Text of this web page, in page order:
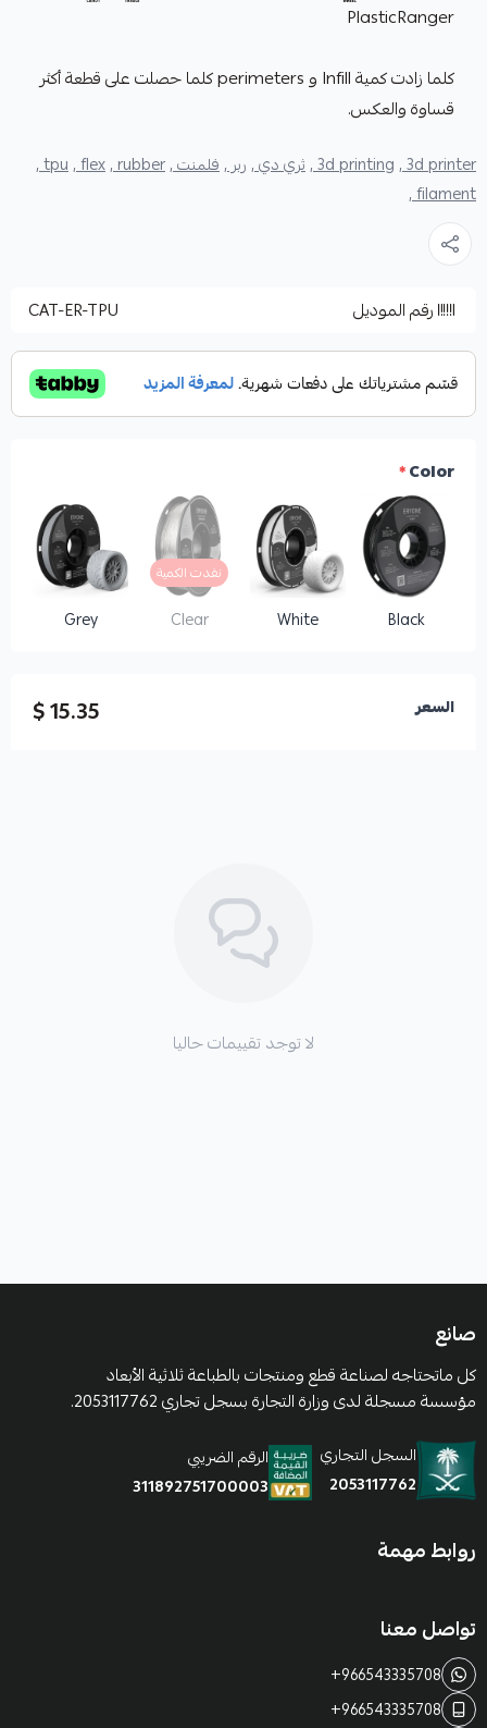
PlasticRanger
كلما زادت كمية Infill و perimeters كلما حصلت على قطعة أكثر
قساوة والعكس.
3d printer ,
3d printing , ثري دي ,ربر ,فلمنت ,rubber ,
flex ,
tpu ,
filament ,
رقم الموديل CAT-ER-TPU
Color
*
Black
White
نفدت الكمية
Clear
Grey
السعر 15.35 $
لا توجد تقييمات حاليا
صانع
كل ماتحتاجه لصناعة قطع ومنتجات بالطباعة ثلاثية الأبعاد
مؤسسة مسجلة لدى وزارة التجارة بسجل تجاري 2053117762.
السجل التجاري
2053117762
الرقم الضريبي
311892751700003
روابط مهمة
تواصل معنا
+966543335708
+966543335708